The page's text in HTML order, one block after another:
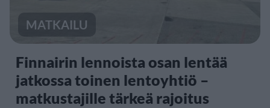
MATKAILU
Finnairin lennoista osan lentää
jatkossa toinen lentoyhtiö –
matkustajille tärkeä rajoitus